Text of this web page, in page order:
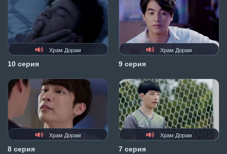
Храм Дорам
10 серия
Храм Дорам
9 серия
Храм Дорам
8 серия
Храм Дорам
7 серия